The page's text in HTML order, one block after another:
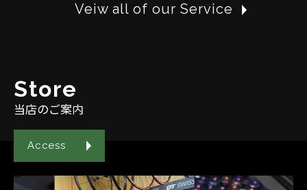
Veiw all of our Service
Store
当店のご案内
Access